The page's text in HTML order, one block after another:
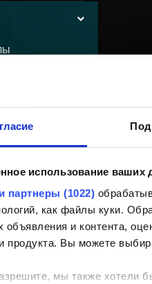
использование ваших
партнеры (1022)
как файлы куки.
объявления и контента,
продукта. Вы можете
мы также хотели